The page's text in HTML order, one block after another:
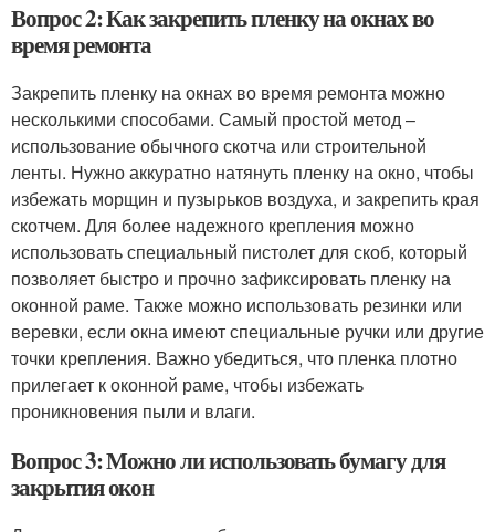
Вопрос 2: Как закрепить пленку на окнах во
время ремонта
Закрепить пленку на окнах во время ремонта можно
несколькими способами. Самый простой метод –
использование обычного скотча или строительной
ленты. Нужно аккуратно натянуть пленку на окно, чтобы
избежать морщин и пузырьков воздуха, и закрепить края
скотчем. Для более надежного крепления можно
использовать специальный пистолет для скоб, который
позволяет быстро и прочно зафиксировать пленку на
оконной раме. Также можно использовать резинки или
веревки, если окна имеют специальные ручки или другие
точки крепления. Важно убедиться, что пленка плотно
прилегает к оконной раме, чтобы избежать
проникновения пыли и влаги.
Вопрос 3: Можно ли использовать бумагу для
закрытия окон